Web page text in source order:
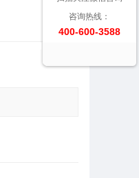
咨询热线：
400-600-3588